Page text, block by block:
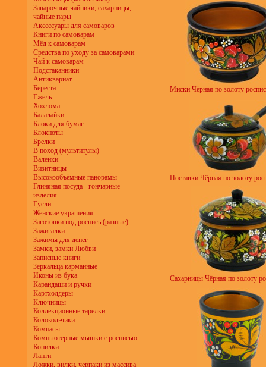
Заварочные чайники, сахарницы,
чайные пары
Аксессуары для самоваров
Книги по самоварам
Мёд к самоварам
Средства по уходу за самоварами
Чай к самоварам
Подстаканники
Антиквариат
Береста
Гжель
Хохлома
Балалайки
Блоки для бумаг
Блокноты
Брелки
В поход (мультитулы)
Валенки
Визитницы
Высокообъёмные панорамы
Глиняная посуда - гончарные
изделия
Гусли
Женские украшения
Заготовки под роспись (разные)
Зажигалки
Зажимы для денег
Замки, замки Любви
Записные книги
Зеркальца карманные
Иконы из бука
Карандаши и ручки
Картхолдеры
Ключницы
Коллекционные тарелки
Колокольчики
Компасы
Компьютерные мышки с росписью
Копилки
Лапти
Ложки, вилки, черпаки из массива
Миски Чёрная по золоту
Поставки Чёрная по золоту
Сахарницы Чёрная по золоту